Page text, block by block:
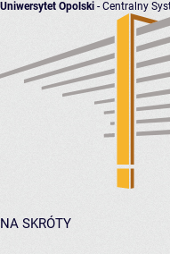
Uniwersytet Opolski - Centralny
NA SKRÓTY